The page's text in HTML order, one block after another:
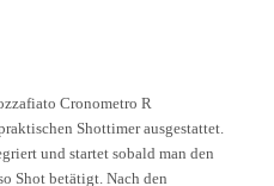
Cronometro R
Shottimer ausgestattet.
und startet sobald man den
Shot betätigt. Nach den